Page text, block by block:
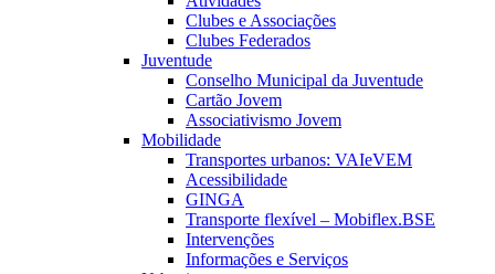
Clubes e Associações
Clubes Federados
Juventude
Conselho Municipal da Juventude
Cartão Jovem
Associativismo Jovem
Mobilidade
Transportes urbanos: VAIeVEM
Acessibilidade
GINGA
Transporte flexível – Mobiflex.BSE
Intervenções
Informações e Serviços